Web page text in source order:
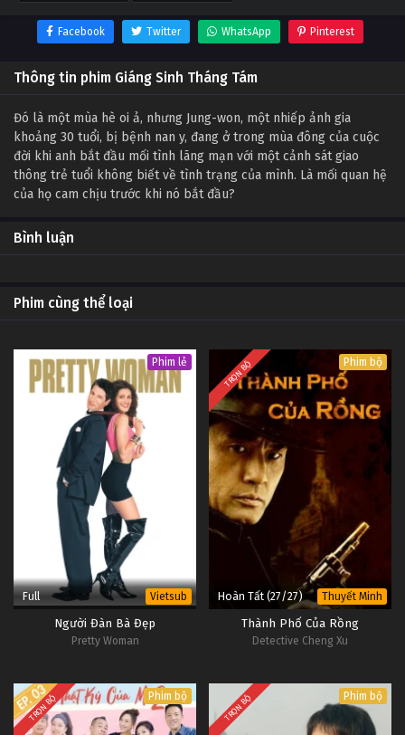
Facebook Twitter WhatsApp Pinterest
Thông tin phim Giáng Sinh Tháng Tám
Đó là một mùa hè oi ả, nhưng Jung-won, một nhiếp ảnh gia
khoảng 30 tuổi, bị bệnh nan y, đang ở trong mùa đông của cuộc
đời khi anh bắt đầu mối tình lãng mạn với một cảnh sát giao
thông trẻ tuổi không biết về tình trạng của mình. Là mối quan hệ
của họ cam chịu trước khi nó bắt đầu?
Bình luận
Phim cùng thể loại
Phim lẻ
Full Vietsub
Người Đàn Bà Đẹp
Pretty Woman
TRỌN BỘ Phim bộ
Hoàn Tất (27/27) Thuyết Minh
Thành Phố Của Rồng
Detective Cheng Xu
TRỌN BỘ Phim bộ TRỌN BỘ Phim bộ